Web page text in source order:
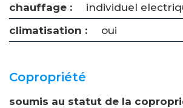
chauffage :
individuel
climatisation :
oui
Copropriété
soumis au statut de la